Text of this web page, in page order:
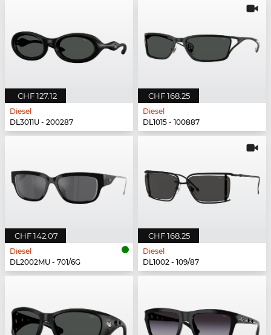
CHF 127.12
Diesel
DL3011U - 200287
CHF 168.25
Diesel
DL1015 - 100887
CHF 142.07
Diesel
DL2002MU - 701/6G
CHF 168.25
Diesel
DL1002 - 109/87